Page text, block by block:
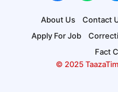
About Us Contact
Apply For Job
Fact
© 2025